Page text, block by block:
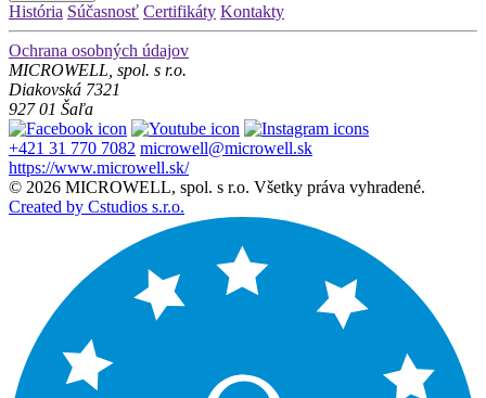
História Súčasnosť Certifikáty Kontakty
Ochrana osobných údajov
MICROWELL, spol. s r.o.
Diakovská 7321
927 01 Šaľa
+421 31 770 7082 microwell@microwell.sk
https://www.microwell.sk/
© 2026 MICROWELL, spol. s r.o. Všetky práva vyhradené.
Created by Cstudios s.r.o.